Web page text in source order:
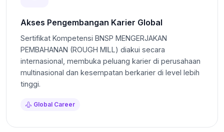
Akses Pengembangan Karier Global
Sertifikat Kompetensi BNSP MENGERJAKAN
PEMBAHANAN (ROUGH MILL) diakui secara
internasional, membuka peluang karier di perusahaan
multinasional dan kesempatan berkarier di level lebih
tinggi.
Global Career